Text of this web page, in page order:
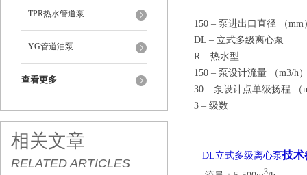
TPR热水管道泵
YG管道油泵
查看更多
相关文章
RELATED ARTICLES
150 – 泵进出口直径 （mm
DL – 立式多级离心泵
R – 热水型
150 – 泵设计流量 （m3/h
30 – 泵设计点单级扬程 （
3 – 级数
DL立式多级离心泵技术
3